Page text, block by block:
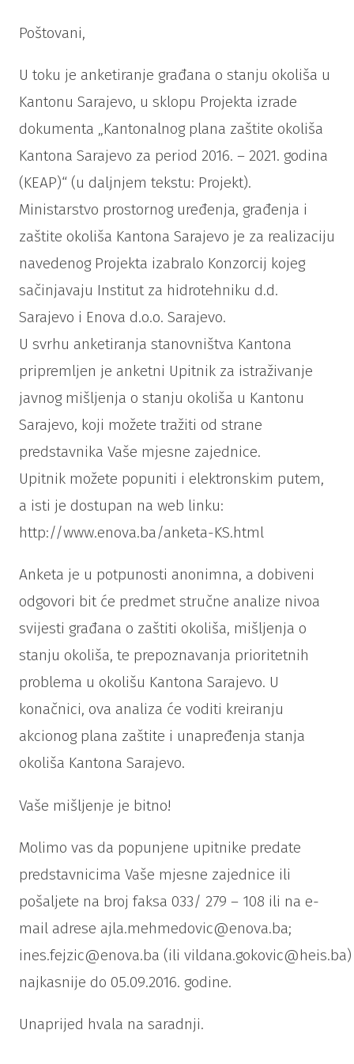
Poštovani,
U toku je anketiranje građana o stanju okoliša u
Kantonu Sarajevo, u sklopu Projekta izrade
dokumenta „Kantonalnog plana zaštite okoliša
Kantona Sarajevo za period 2016. – 2021. godina
(KEAP)“ (u daljnjem tekstu: Projekt).
Ministarstvo prostornog uređenja, građenja i
zaštite okoliša Kantona Sarajevo je za realizaciju
navedenog Projekta izabralo Konzorcij kojeg
sačinjavaju Institut za hidrotehniku d.d.
Sarajevo i Enova d.o.o. Sarajevo.
U svrhu anketiranja stanovništva Kantona
pripremljen je anketni Upitnik za istraživanje
javnog mišljenja o stanju okoliša u Kantonu
Sarajevo, koji možete tražiti od strane
predstavnika Vaše mjesne zajednice.
Upitnik možete popuniti i elektronskim putem,
a isti je dostupan na web linku:
http://www.enova.ba/anketa-KS.html
Anketa je u potpunosti anonimna, a dobiveni
odgovori bit će predmet stručne analize nivoa
svijesti građana o zaštiti okoliša, mišljenja o
stanju okoliša, te prepoznavanja prioritetnih
problema u okolišu Kantona Sarajevo. U
konačnici, ova analiza će voditi kreiranju
akcionog plana zaštite i unapređenja stanja
okoliša Kantona Sarajevo.
Vaše mišljenje je bitno!
Molimo vas da popunjene upitnike predate
predstavnicima Vaše mjesne zajednice ili
pošaljete na broj faksa 033/ 279 – 108 ili na e-
mail adrese ajla.mehmedovic@enova.ba;
ines.fejzic@enova.ba (ili vildana.gokovic@heis.ba)
najkasnije do 05.09.2016. godine.
Unaprijed hvala na saradnji.